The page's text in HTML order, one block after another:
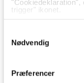
trigger" ikonet.
Indsamle
der kan være
Identificere
Nødvendig
Præferencer
Kan man fryse farsen ?
Ps tak for mange
Ann-